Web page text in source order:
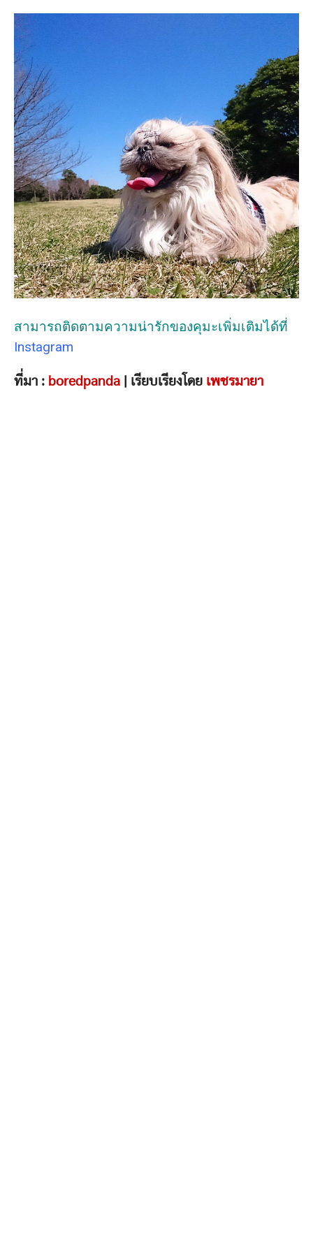
สามารถติดตามความน่ารักของคุมะเพิ่มเติมได้ที่
Instagram
ที่มา : boredpanda | เรียบเรียงโดย เพชรมายา